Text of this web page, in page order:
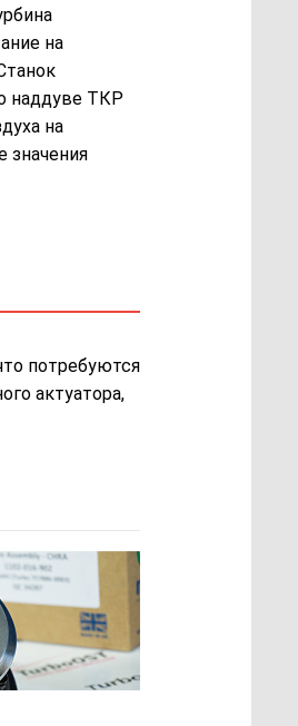
на
наддуве ТКР
на
значения
потребуются
актуатора,